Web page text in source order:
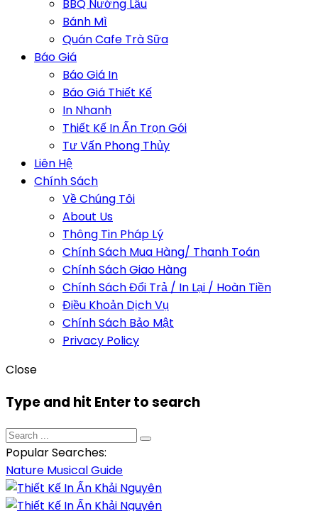
BBQ Nướng Lẩu
Bánh Mì
Quán Cafe Trà Sữa
Báo Giá
Báo Giá In
Báo Giá Thiết Kế
In Nhanh
Thiết Kế In Ấn Trọn Gói
Tư Vấn Phong Thủy
Liên Hệ
Chính Sách
Về Chúng Tôi
About Us
Thông Tin Pháp Lý
Chính Sách Mua Hàng/ Thanh Toán
Chính Sách Giao Hàng
Chính Sách Đổi Trả / In Lại / Hoàn Tiền
Điều Khoản Dịch Vụ
Chính Sách Bảo Mật
Privacy Policy
Close
Type and hit Enter to search
Popular Searches:
Nature MusicalGuide